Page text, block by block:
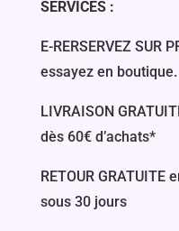
SERVICES :
E-RERSERVEZ SUR
essayez en boutique.
LIVRAISON
dès 60€ d’achats*
RETOUR
sous 30 jours